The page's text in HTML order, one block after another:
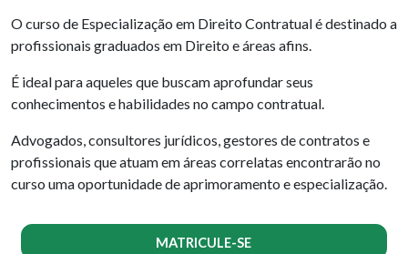
O curso de Especialização em Direito Contratual é destinado a
profissionais graduados em Direito e áreas afins.
É ideal para aqueles que buscam aprofundar seus
conhecimentos e habilidades no campo contratual.
Advogados, consultores jurídicos, gestores de contratos e
profissionais que atuam em áreas correlatas encontrarão no
curso uma oportunidade de aprimoramento e especialização.
MATRICULE-SE